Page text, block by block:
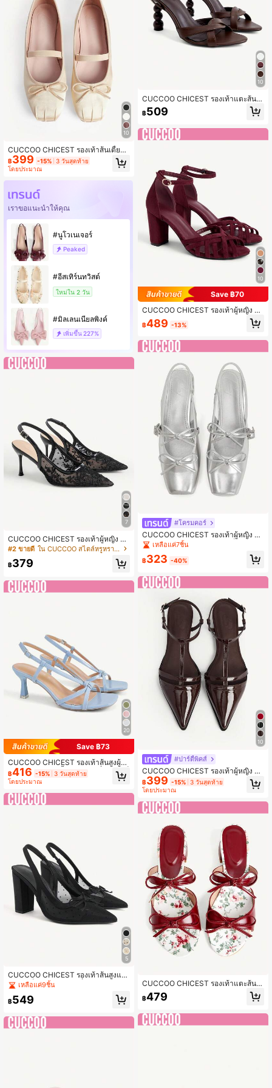
10
CUCCOO CHICEST รองเท้าส้นเตี้ยแ
บบสวมสำหรับผู้หญิง, รองเท้าแตะแบบเ
ปิดส้นปักลายตาข่ายหัวเหลี่ยม, สไตล์ห
฿399 -15% 3 วันสุดท้าย
โดยประมาณ
เราขอแนะนำให้คุณ
#นูโวเนเจอร์
Peaked
#อีสเทิร์นทวิสต์
ใหม่ใน 2 วัน
#มิลเลนเนียลพิงค์
เพิ่มขึ้น 227%
7
CUCCOO CHICEST รองเท้าผู้หญิง ส้น
สูงทรงแหลม สีดำ ลูกไม้ตาข่าย ทันสมัย
เหมาะสำหรับใส่ทำงาน ใส่ลำลอง หรูหร
า เซ็กซี่ รองเท้าส้นสูงแบบรัดส้น รองเท้า
#2 ขายดี ใน CUCCOO สไตล์หรูหรา รองเท้าผู้หญิง
฿379
20
Save ฿73
CUCCOO CHICEST รองเท้าส้นสูงผู้ห
ญิง สายไขว้ เปิดนิ้วเท้า หัวเหลี่ยม ส้นเข็
ม แฟชั่น สำหรับเดินทางไปทำงาน สีน้ำ
ดท วันหยุด และน้ำชายามบ่าย
฿416 -15% 3 วันสุดท้าย
โดยประมาณ
5
CUCCOO CHICEST รองเท้าส้นสูงแบ
บสลิงแบ็คผู้หญิงสไตล์ฝรั่งเศส ลายจุด โ
บว์ สีดำ ปลายแหลม ส้นหนา
เหลือแค่9ชิ้น
฿549
10
CUCCOO CHICEST รองเท้าแตะส้นสู
งสีดำสำหรับผู้หญิง ฤดูร้อน/ฤดูร้อนกลา
งแจ้งใหม่, รองเท้าสไตล์โรมันสายบางแ
งอีสเตอร์, รองเท้าแต่งงาน, รองเท้าฤดูร้
อน, รองเท้าเจ้าสาว
฿509
10
Save ฿70
CUCCOO CHICEST รองเท้าผู้หญิง 8.
5 ซม. รองเท้าผู้หญิงฤดูใบไม้ผลิและฤดูร้
อนใหม่แบบกลวงทอเปิดนิ้วเท้ารองเท้า
งหนังกลับสีทึบสง่างามหลากหลายสำหรั
บออกเดททุกวัน
฿489 -13%
#โครมคอร์
CUCCOO CHICEST รองเท้าผู้หญิง ฤดู
ใบไม้ผลิและฤดูร้อน ใหม่ หัวเข็มขัดเพช
รโบว์คู่ สง่างาม เซ็กซี่ หัวเหลี่ยม ส้นหน
า ส้นเตี้ย น่ารัก งดงาม สีเงิน รองเท้าส้น
เหลือแค่7ชิ้น
฿323 -40%
10
#ปาร์ตี้พิคส์
CUCCOO CHICEST รองเท้าผู้หญิง ฤดู
ใบไม้ผลิและฤดูร้อน ใหม่ สง่างาม หัวแ
หลม สายรัดส้นเท้า สำหรับออกเดท สวม
฿399 -15% 3 วันสุดท้าย
โดยประมาณ
CUCCOO CHICEST รองเท้าแตะส้นแ
บนหัวกลมสำหรับผู้หญิง สีเบอร์กันดี แฟ
ชั่นโบว์ เรียบง่าย สำหรับใส่ไปทำงานแ
฿479